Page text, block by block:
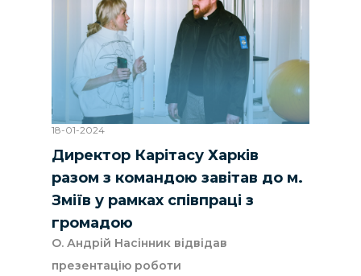
18-01-2024
Директор Карітасу Харків
разом з командою завітав до м.
Зміїв у рамках співпраці з
громадою
О. Андрій Насінник відвідав
презентацію роботи